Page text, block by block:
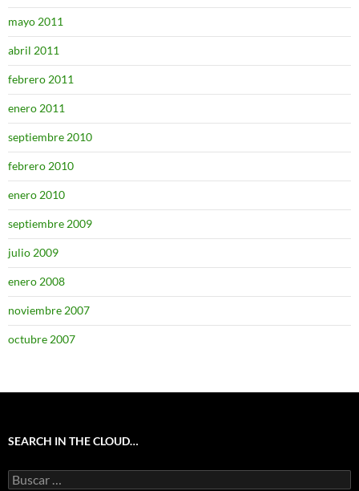
mayo 2011
abril 2011
febrero 2011
enero 2011
septiembre 2010
febrero 2010
enero 2010
septiembre 2009
julio 2009
enero 2008
noviembre 2007
octubre 2007
SEARCH IN THE CLOUD…
Buscar: